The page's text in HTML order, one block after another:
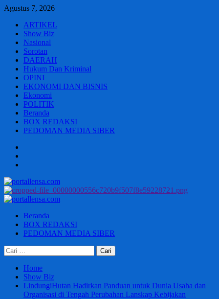
Skip
content
Agustus 7, 2026
ARTIKEL
Show Biz
Nasional
Sorotan
DAERAH
Hukum Dan Kriminal
OPINI
EKONOMI DAN BISNIS
Ekonomi
POLITIK
Beranda
BOX REDAKSI
PEDOMAN MEDIA SIBER
SIBER
Primary
Beranda
BOX REDAKSI
PEDOMAN MEDIA SIBER
Cari
untuk:
Home
Show Biz
LindungiHutan Hadirkan Panduan untuk Dunia Usaha dan
Organisasi di Tengah Perubahan Lanskap Kebijakan